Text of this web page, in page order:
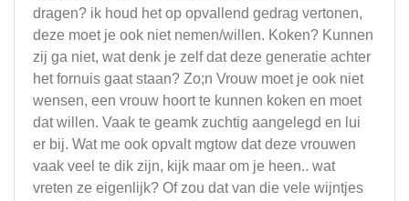
dragen? ik houd het op opvallend gedrag vertonen,
deze moet je ook niet nemen/willen. Koken? Kunnen
zij ga niet, wat denk je zelf dat deze generatie achter
het fornuis gaat staan? Zo;n Vrouw moet je ook niet
wensen, een vrouw hoort te kunnen koken en moet
dat willen. Vaak te geamk zuchtig aangelegd en lui
er bij. Wat me ook opvalt mgtow dat deze vrouwen
vaak veel te dik zijn, kijk maar om je heen.. wat
vreten ze eigenlijk? Of zou dat van die vele wijntjes